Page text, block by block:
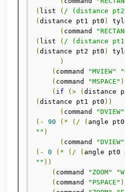
( list ( / (distance
(distance pt1 pt0 )
( command
( list ( / (distance
(distance pt2 pt0 )
)
( command "MVIEW"
( command "MSPACE" )
( if (> (distance
(distance pt1 pt0 ))
( command "DVIEW"
(-
90 (* (/ ( angle
"" )
( command "DVIEW"
(-
0 (* (/ ( angle pt0
"" ))
( command "ZOOM"
( command "PSPACE" )